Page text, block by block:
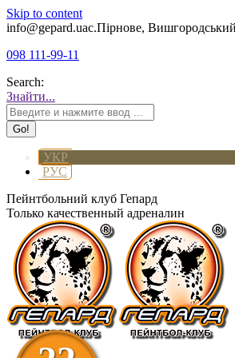
Skip to content
info@gepard.uaс.Пірнове,
098 111-99-11
Search:
Знайти...
УКР
РУС
Пейнтбольний клуб Гепард
Только качественный адреналин